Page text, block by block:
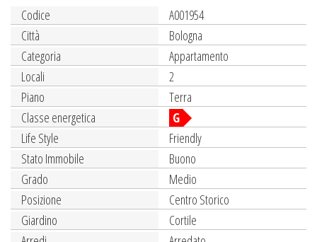
Codice
A001954
Città
Bologna
Categoria
Appartamento
Locali
2
Piano
Terra
Classe energetica
G
Life Style
Friendly
Stato Immobile
Buono
Grado
Medio
Posizione
Centro Storico
Giardino
Cortile